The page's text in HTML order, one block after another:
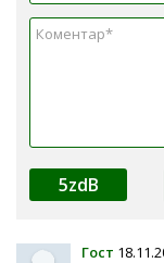
5zdB
Гост